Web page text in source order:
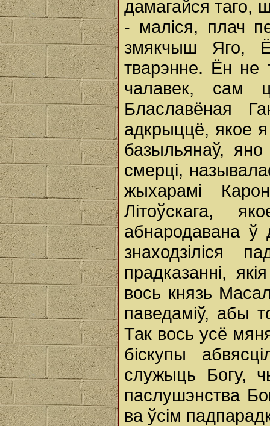
дамагайся таго,
- маліся, плач
змякчыш Яго,
тварэнне. Ён не
чалавек, сам
Блаславёная
адкрыццё, якое
базыльянаў,
смерці,
жыхарамі
Літоўскага,
абнародавана
прадказанні,
вось князь
паведаміў, абы
Так вось усё
біскупы
служыць Богу,
паслушэнства
ва ўсім